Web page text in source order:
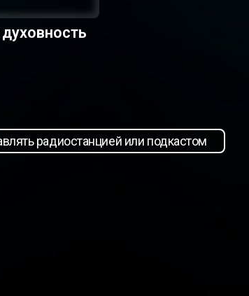
радиостанцией или подкастом